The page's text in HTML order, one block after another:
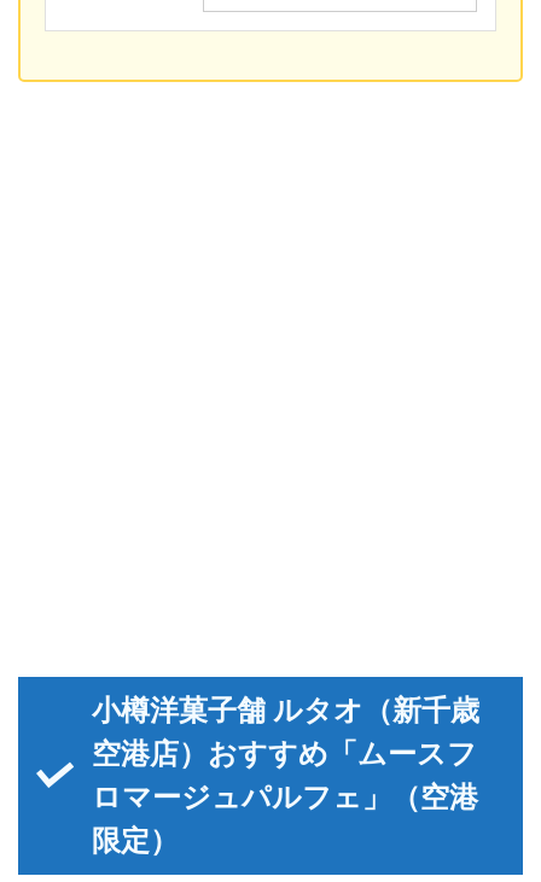
小樽洋菓子舗 ルタオ（新千歳
空港店）おすすめ「ムースフ
ロマージュパルフェ」（空港
限定）